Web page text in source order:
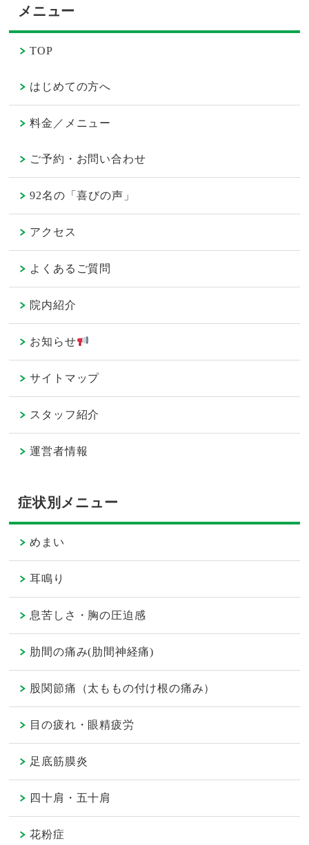
メニュー
TOP
はじめての方へ
料金／メニュー
ご予約・お問い合わせ
92名の「喜びの声」
アクセス
よくあるご質問
院内紹介
お知らせ
サイトマップ
スタッフ紹介
運営者情報
症状別メニュー
めまい
耳鳴り
息苦しさ・胸の圧迫感
肋間の痛み(肋間神経痛)
股関節痛（太ももの付け根の痛み）
目の疲れ・眼精疲労
足底筋膜炎
四十肩・五十肩
花粉症